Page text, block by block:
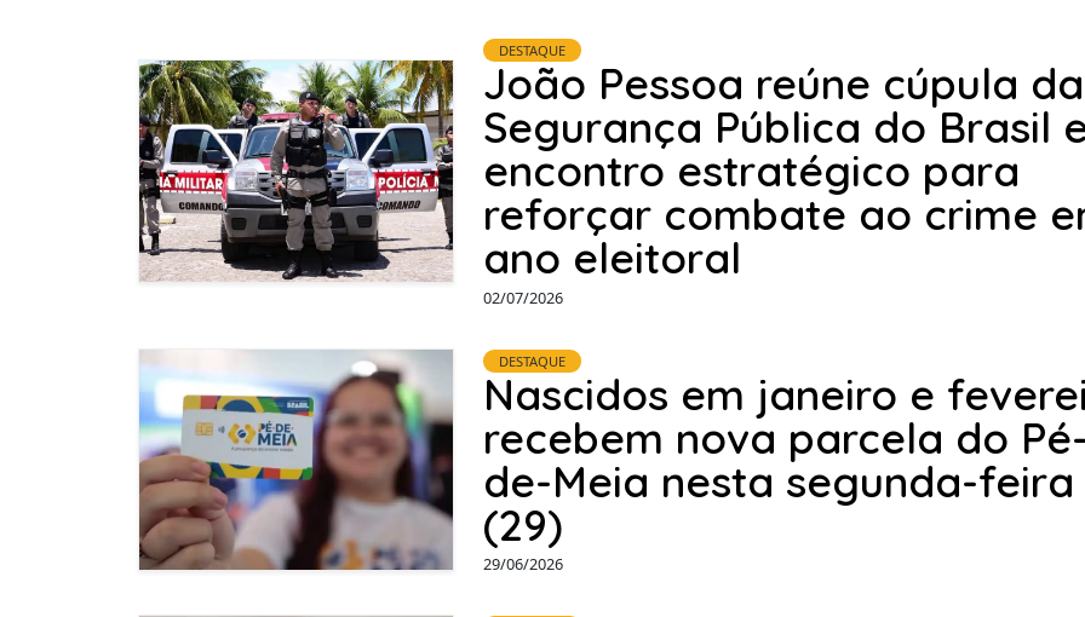
DESTAQUE
João Pessoa reúne cúpula da
Segurança Pública do Brasil
encontro estratégico para
reforçar combate ao crime
ano eleitoral
02/07/2026
DESTAQUE
Nascidos em janeiro e
recebem nova parcela do Pé-
de-Meia nesta segunda-feira
(29)
29/06/2026